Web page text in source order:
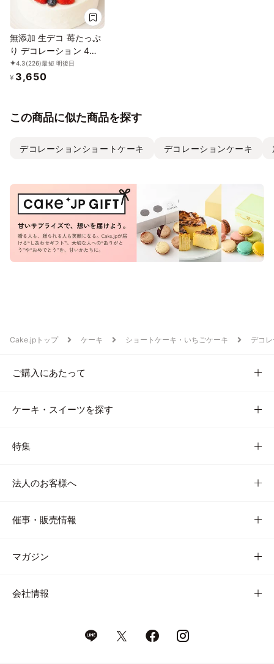
無添加 生デコ 苺たっぷ
り デコレーション 4号
12cm
4.3(226)最短 明後日
¥ 3,650
この商品に似た商品を探す
デコレーションショートケーキ デコレーションケーキ
Cake.jpトップ ケーキ ショートケーキ・いちごケーキ デコ
ご購入にあたって
ケーキ・スイーツを探す
特集
法人のお客様へ
催事・販売情報
マガジン
会社情報